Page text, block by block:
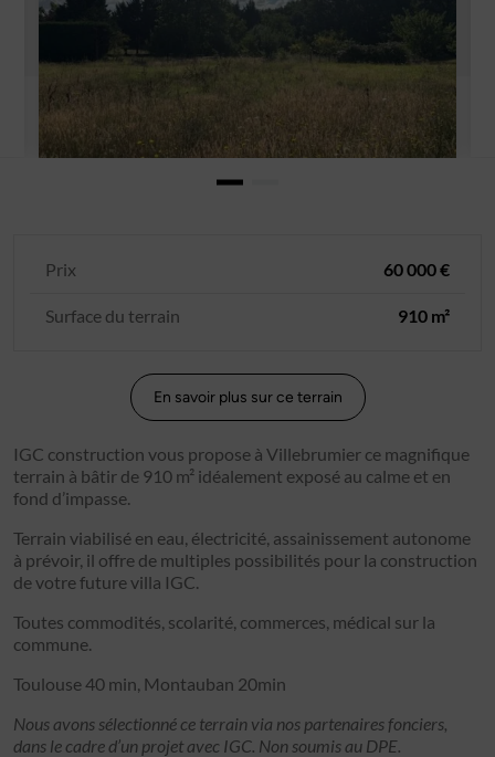
Prix 60 000 €
Surface du terrain 910 m²
En savoir plus sur ce terrain
IGC construction vous propose à Villebrumier ce magnifique
terrain à bâtir de 910 m² idéalement exposé au calme et en
fond d’impasse.
Terrain viabilisé en eau, électricité, assainissement autonome
à prévoir, il offre de multiples possibilités pour la construction
de votre future villa IGC.
Toutes commodités, scolarité, commerces, médical sur la
commune.
Toulouse 40 min, Montauban 20min
Nous avons sélectionné ce terrain via nos partenaires fonciers,
dans le cadre d’un projet avec IGC. Non soumis au DPE.